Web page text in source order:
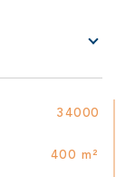
34000
400 m²